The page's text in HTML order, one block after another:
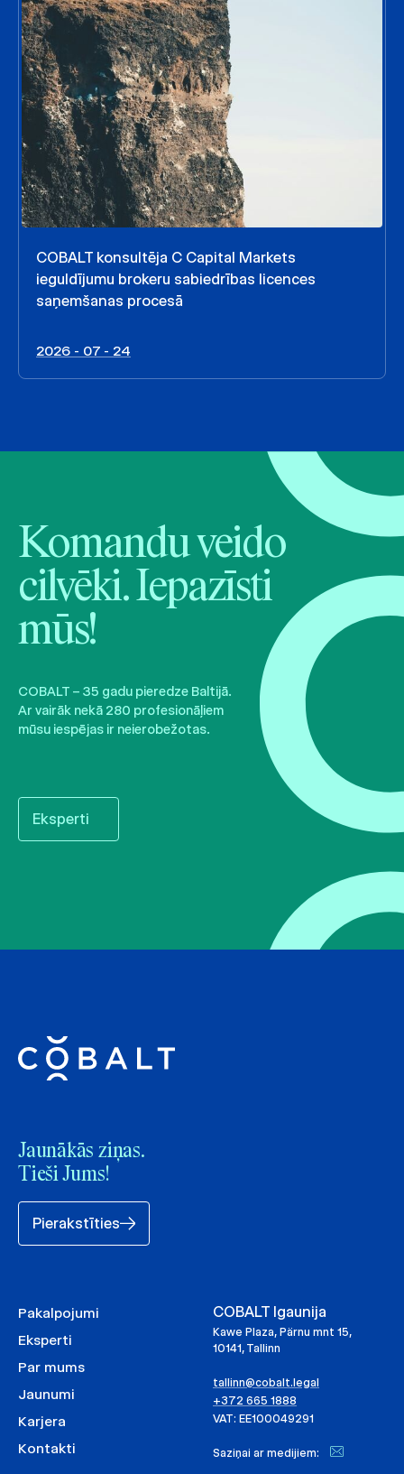
COBALT konsultēja C Capital Markets
ieguldījumu brokeru sabiedrības licences
saņemšanas procesā
2026 - 07 - 24
Komandu veido
cilvēki. Iepazīsti
mūs!
COBALT – 35 gadu pieredze Baltijā.
Ar vairāk nekā 280 profesionāļiem
mūsu iespējas ir neierobežotas.
Eksperti
Jaunākās ziņas.
Tieši Jums!
Pierakstīties
Pakalpojumi
Eksperti
Par mums
Jaunumi
Karjera
Kontakti
COBALT Igaunija
Kawe Plaza, Pärnu mnt 15,
10141, Tallinn
tallinn@cobalt.legal
+372 665 1888
VAT: EE100049291
Saziņai ar medijiem: